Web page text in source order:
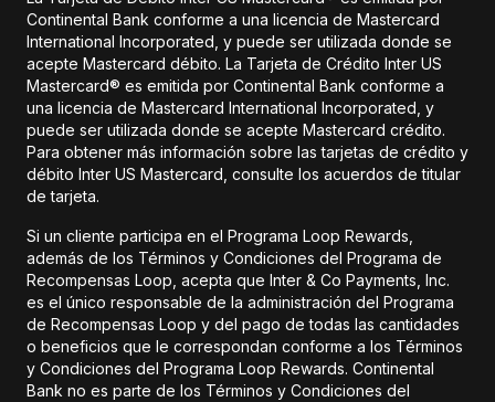
Continental Bank conforme a una licencia de Mastercard
International Incorporated, y puede ser utilizada donde se
acepte Mastercard débito. La Tarjeta de Crédito Inter US
Mastercard® es emitida por Continental Bank conforme a
una licencia de Mastercard International Incorporated, y
puede ser utilizada donde se acepte Mastercard crédito.
Para obtener más información sobre las tarjetas de crédito y
débito Inter US Mastercard, consulte los acuerdos de titular
de tarjeta.
Si un cliente participa en el Programa Loop Rewards,
además de los Términos y Condiciones del Programa de
Recompensas Loop, acepta que Inter & Co Payments, Inc.
es el único responsable de la administración del Programa
de Recompensas Loop y del pago de todas las cantidades
o beneficios que le correspondan conforme a los Términos
y Condiciones del Programa Loop Rewards. Continental
Bank no es parte de los Términos y Condiciones del